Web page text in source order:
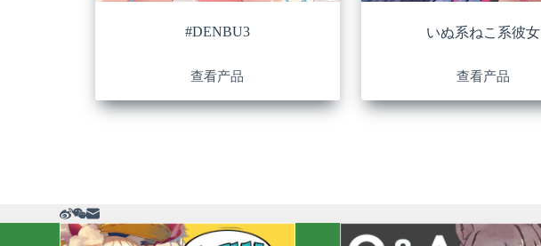
#DENBU3
查看产品
いぬ系ねこ系彼女
查看产品